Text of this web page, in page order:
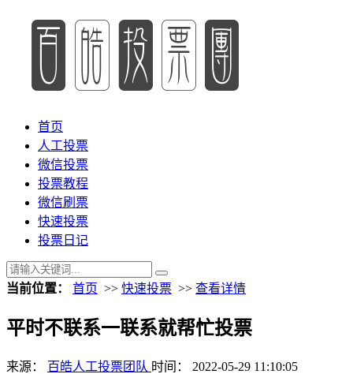
首页
人工投票
微信投票
投票教程
微信刷票
快速投票
投票日记
当前位置： 首页 >> 快速投票 >> 查看详情
平时不联系一联系就帮忙投票
来源： 百皓人工投票团队 时间： 2022-05-29 11:10:05